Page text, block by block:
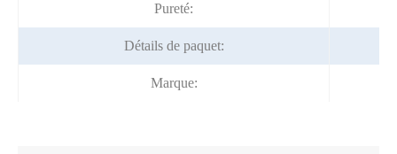
Pureté:
Détails de paquet:
Marque: